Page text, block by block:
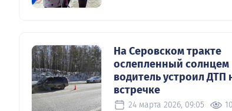
На Серовском тракте
ослепленный солнцем
водитель устроил ДТП
встречке
24 марта 2026, 09:05